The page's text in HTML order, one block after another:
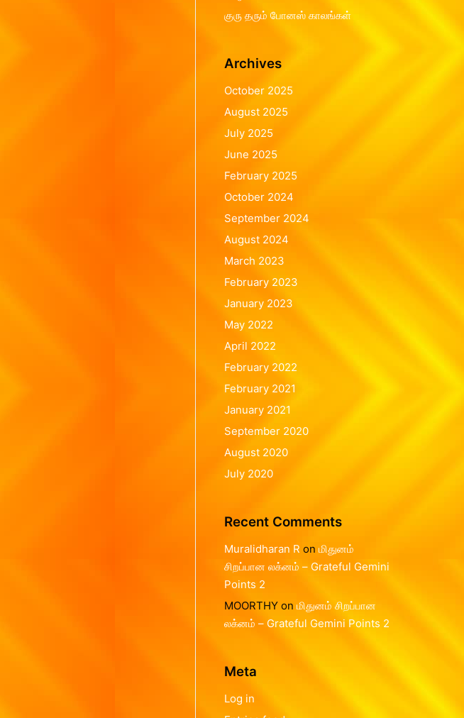
குரு தரும் போனஸ் காலங்கள்
Archives
October 2025
August 2025
July 2025
June 2025
February 2025
October 2024
September 2024
August 2024
March 2023
February 2023
January 2023
May 2022
April 2022
February 2022
February 2021
January 2021
September 2020
August 2020
July 2020
Recent Comments
Muralidharan R on மிதுனம்
சிறப்பான லக்னம் – Grateful Gemini
Points 2
MOORTHYon மிதுனம் சிறப்பான
லக்னம் – Grateful Gemini Points 2
Meta
Log in